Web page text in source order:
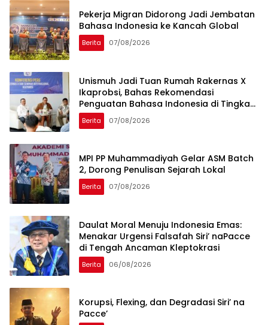
Pekerja Migran Didorong Jadi Jembatan
Bahasa Indonesia ke Kancah Global
Berita 07/08/2026
Unismuh Jadi Tuan Rumah Rakernas X
Ikaprobsi, Bahas Rekomendasi
Penguatan Bahasa Indonesia di Tingkat
Global
Berita 07/08/2026
MPI PP Muhammadiyah Gelar ASM Batch
2, Dorong Penulisan Sejarah Lokal
Berita 07/08/2026
Daulat Moral Menuju Indonesia Emas:
Menakar Urgensi Falsafah Siri’ naPacce
di Tengah Ancaman Kleptokrasi
Berita 06/08/2026
Korupsi, Flexing, dan Degradasi Siri’ na
Pacce’